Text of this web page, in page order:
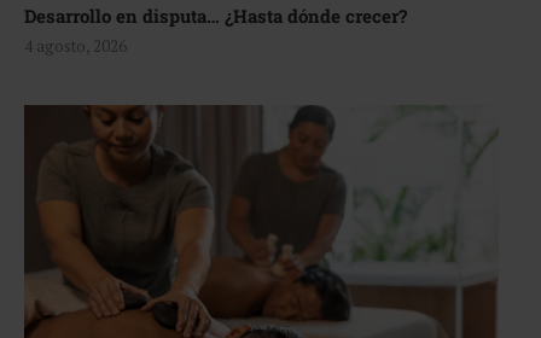
Desarrollo en disputa… ¿Hasta dónde crecer?
4 agosto, 2026